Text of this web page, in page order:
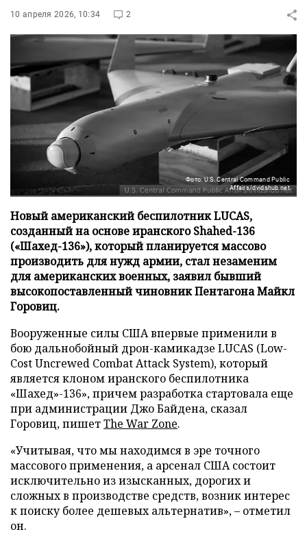
10 апреля 2026, 10:34 2
Фото: U.S. Central Command Public
Affairs/dvidshub.net
Новый американский беспилотник LUCAS,
созданный на основе иранского Shahed-136
(«Шахед-136»), который планируется массово
производить для нужд армии, стал незаменим
для американских военных, заявил бывший
высокопоставленный чиновник Пентагона Майкл
Горовиц.
Вооруженные силы США впервые применили в
бою дальнобойный дрон-камикадзе LUCAS (Low-
Cost Uncrewed Combat Attack System), который
является клоном иранского беспилотника
«Шахед»-136», причем разработка стартовала еще
при администрации Джо Байдена, сказал
Горовиц, пишетThe War Zone.
«Учитывая, что мы находимся в эре точного
массового применения, а арсенал США состоит
исключительно из изысканных, дорогих и
сложных в производстве средств, возник интерес
к поиску более дешевых альтернатив», – отметил
он.